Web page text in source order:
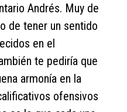
Andrés. Muy de
de tener un sentido
en el
te pediría que
armonía en la
ofensivos